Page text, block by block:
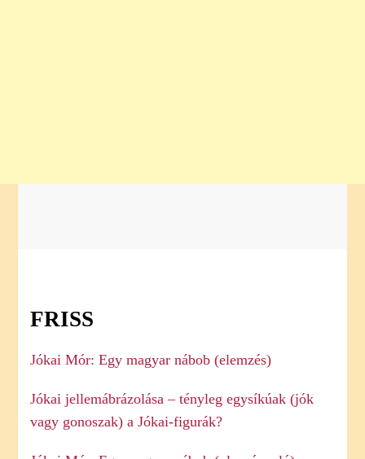
FRISS
Jókai Mór: Egy magyar nábob (elemzés)
Jókai jellemábrázolása – tényleg egysíkúak (jók
vagy gonoszak) a Jókai-figurák?